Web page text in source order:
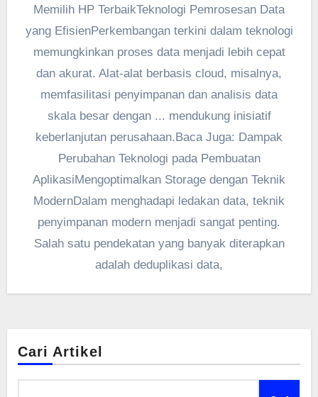
Memilih HP TerbaikTeknologi Pemrosesan Data
yang EfisienPerkembangan terkini dalam teknologi
memungkinkan proses data menjadi lebih cepat
dan akurat. Alat-alat berbasis cloud, misalnya,
memfasilitasi penyimpanan dan analisis data
skala besar dengan ... mendukung inisiatif
keberlanjutan perusahaan.Baca Juga: Dampak
Perubahan Teknologi pada Pembuatan
AplikasiMengoptimalkan Storage dengan Teknik
ModernDalam menghadapi ledakan data, teknik
penyimpanan modern menjadi sangat penting.
Salah satu pendekatan yang banyak diterapkan
adalah deduplikasi data,
Cari Artikel